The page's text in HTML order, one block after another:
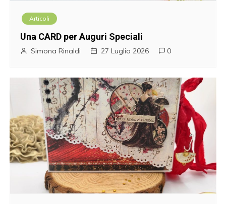
Articoli
Una CARD per Auguri Speciali
Simona Rinaldi 27 Luglio 2026 0